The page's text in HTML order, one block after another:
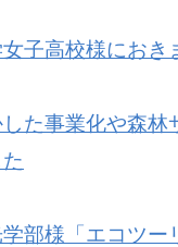
子高校様におき
た事業化や森林
部様「エコツー